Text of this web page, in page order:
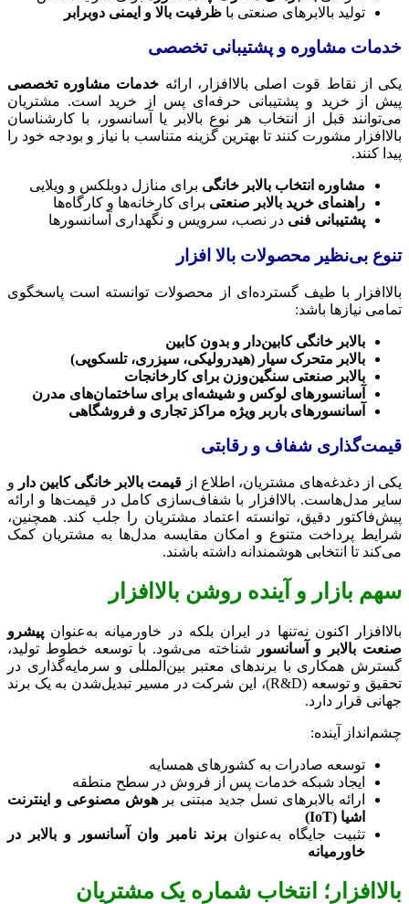
تولید بالابرهای صنعتی با ظرفیت بالا و ایمنی دوبرابر
خدمات مشاوره و پشتیبانی تخصصی
یکی از نقاط قوت اصلی بالاافزار، ارائه خدمات مشاوره تخصصی
پیش از خرید و پشتیبانی حرفه‌ای پس از خرید است. مشتریان
می‌توانند قبل از انتخاب هر نوع بالابر یا آسانسور، با کارشناسان
بالاافزار مشورت کنند تا بهترین گزینه متناسب با نیاز و بودجه خود را
پیدا کنند.
مشاوره انتخاب بالابر خانگی برای منازل دوبلکس و ویلایی
راهنمای خرید بالابر صنعتی برای کارخانه‌ها و کارگاه‌ها
پشتیبانی فنی در نصب، سرویس و نگهداری آسانسورها
تنوع بی‌نظیر محصولات بالا افزار
بالاافزار با طیف گسترده‌ای از محصولات توانسته است پاسخگوی
تمامی نیازها باشد:
بالابر خانگی کابین‌دار و بدون کابین
بالابر متحرک سیار (هیدرولیکی، سیزری، تلسکوپی)
بالابر صنعتی سنگین‌وزن برای کارخانجات
آسانسورهای لوکس و شیشه‌ای برای ساختمان‌های مدرن
آسانسورهای باربر ویژه مراکز تجاری و فروشگاهی
قیمت‌گذاری شفاف و رقابتی
یکی از دغدغه‌های مشتریان، اطلاع از قیمت بالابر خانگی کابین دار و
سایر مدل‌هاست. بالاافزار با شفاف‌سازی کامل در قیمت‌ها و ارائه
پیش‌فاکتور دقیق، توانسته اعتماد مشتریان را جلب کند. همچنین،
شرایط پرداخت متنوع و امکان مقایسه مدل‌ها به مشتریان کمک
می‌کند تا انتخابی هوشمندانه داشته باشند.
سهم بازار و آینده روشن بالاافزار
بالاافزار اکنون نه‌تنها در ایران بلکه در خاورمیانه به‌عنوان پیشرو
صنعت بالابر و آسانسور
شناخته می‌شود. با توسعه خطوط تولید،
گسترش همکاری با برندهای معتبر بین‌المللی و سرمایه‌گذاری در
تحقیق و توسعه (R&D)، این شرکت در مسیر تبدیل‌شدن به یک برند
جهانی قرار دارد.
چشم‌انداز آینده:
توسعه صادرات به کشورهای همسایه
ایجاد شبکه خدمات پس از فروش در سطح منطقه
ارائه بالابرهای نسل جدید مبتنی بر هوش مصنوعی و اینترنت
اشیا (IoT)
تثبیت جایگاه به‌عنوانبرند نامبر وان آسانسور و بالابر در
خاورمیانه
بالاافزار؛ انتخاب شماره یک مشتریان